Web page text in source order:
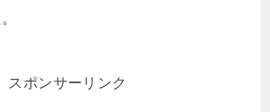
スポンサーリンク